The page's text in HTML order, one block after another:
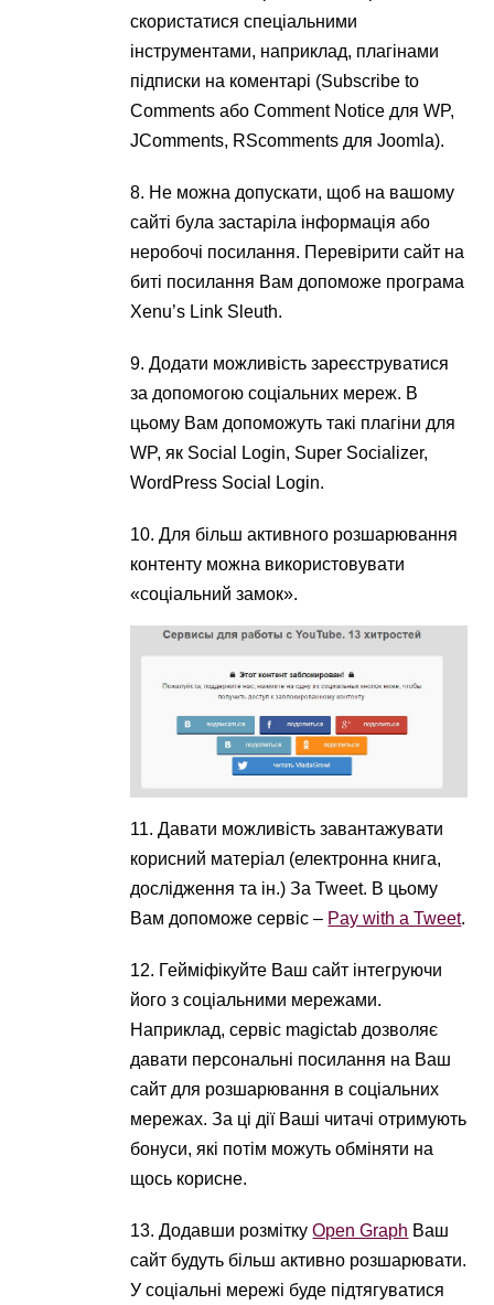
скористатися спеціальними
інструментами, наприклад, плагінами
підписки на коментарі (Subscribe to
Comments або Comment Notice для WP,
JComments, RScomments для Joomla).
8. Не можна допускати, щоб на вашому
сайті була застаріла інформація або
неробочі посилання. Перевірити сайт на
биті посилання Вам допоможе програма
Xenu’s Link Sleuth.
9. Додати можливість зареєструватися
за допомогою соціальних мереж. В
цьому Вам допоможуть такі плагіни для
WP, як Social Login, Super Socializer,
WordPress Social Login.
10. Для більш активного розшарювання
контенту можна використовувати
«соціальний замок».
11. Давати можливість завантажувати
корисний матеріал (електронна книга,
дослідження та ін.) За Tweet. В цьому
Вам допоможе сервіс – Pay with a Tweet.
12. Гейміфікуйте Ваш сайт інтегруючи
його з соціальними мережами.
Наприклад, сервіс magictab дозволяє
давати персональні посилання на Ваш
сайт для розшарювання в соціальних
мережах. За ці дії Ваші читачі отримують
бонуси, які потім можуть обміняти на
щось корисне.
13. Додавши розміткуOpen Graph Ваш
сайт будуть більш активно розшарювати.
У соціальні мережі буде підтягуватися